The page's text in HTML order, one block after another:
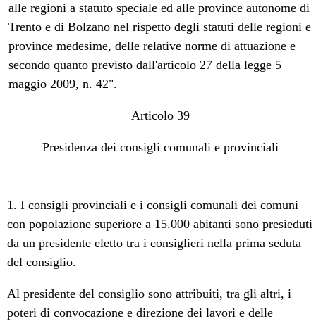
alle regioni a statuto speciale ed alle province autonome di
Trento e di Bolzano nel rispetto degli statuti delle regioni e
province medesime, delle relative norme di attuazione e
secondo quanto previsto dall'articolo 27 della legge 5
maggio 2009, n. 42".
Articolo 39
Presidenza dei consigli comunali e provinciali
1. I consigli provinciali e i consigli comunali dei comuni
con popolazione superiore a 15.000 abitanti sono presieduti
da un presidente eletto tra i consiglieri nella prima seduta
del consiglio.
Al presidente del consiglio sono attribuiti, tra gli altri, i
poteri di convocazione e direzione dei lavori e delle